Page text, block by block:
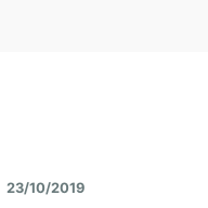
23/10/2019